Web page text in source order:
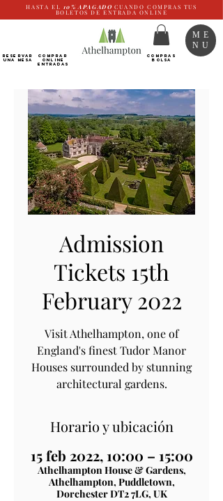
HASTA EL 10% APAGADO CUANDO COMPRAS TUS
BOLETOS DE ENTRADA ONLINE
RESERVAR
UNA MESA
Comprar
ONLINE
Entradas
COMPRAS
BOLSA
ME
NU
Admission
Tickets 15th
February 2022
Visit Athelhampton, one of
England's finest Tudor Manor
Houses surrounded by stunning
architectural gardens.
Horario y ubicación
15 feb 2022, 10:00 – 15:00
Athelhampton House & Gardens,
Athelhampton, Puddletown,
Dorchester DT2 7LG, UK